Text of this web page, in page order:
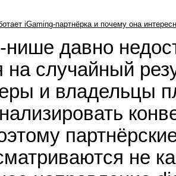
давно
на случайный
и владельцы
не